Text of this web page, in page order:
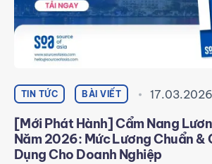
TIN TỨC BÀI VIẾT 17.03.2026
[Mới Phát Hành] Cẩm Nang
Năm 2026: Mức Lương Chuẩn &
Dụng Cho Doanh Nghiệp